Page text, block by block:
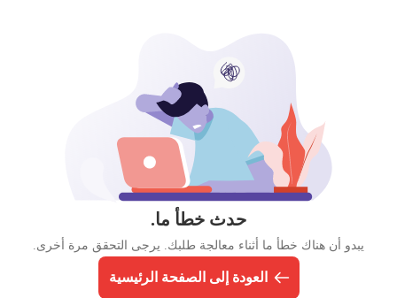
حدث خطأ ما.
يبدو أن هناك خطأ ما أثناء معالجة طلبك. يرجى التحقق مرة أخرى.
العودة إلى الصفحة الرئيسية